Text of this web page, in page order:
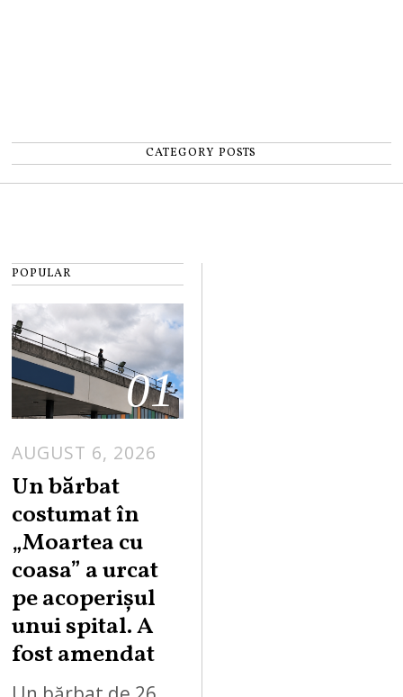
CATEGORY POSTS
POPULAR
01
AUGUST 6, 2026
Un bărbat
costumat în
„Moartea cu
coasa” a urcat
pe acoperișul
unui spital. A
fost amendat